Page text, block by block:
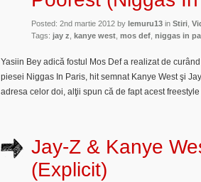
Posted: 2nd martie 2012 by lemuru13 in Stiri
Tags: jay z kanye west mos def niggas in
Yasiin Bey adică fostul Mos Def a realizat de
piesei Niggas In Paris, hit semnat Kanye West şi
adresa celor doi, alţii spun că de fapt acest
Jay-Z & Kanye
(Explicit)